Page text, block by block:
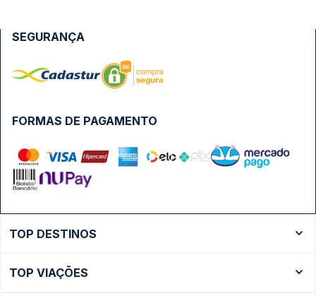
FORMAS DE PAGAMENTO
SEGURANÇA
TOP DESTINOS
Ônibus São Paulo
TOP VIAÇÕES